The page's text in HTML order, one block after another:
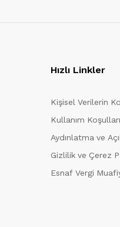
Hızlı Linkler
Kişisel Verilerin
Kullanım
Aydınlatma ve
Gizlilik ve Çerez
Esnaf Vergi